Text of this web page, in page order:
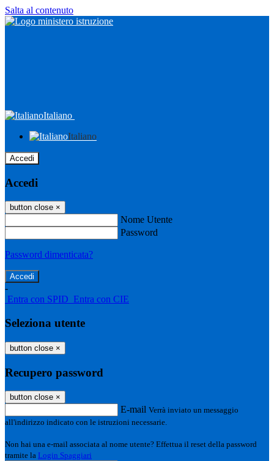
Salta al contenuto
Italiano
Italiano
Accedi
Accedi
button close ×
Nome Utente
Password
Password dimenticata?
-
Entra con SPID Entra con CIE
Seleziona utente
button close ×
Recupero password
button close ×
E-mail Verrà inviato un messaggio
all'indirizzo indicato con le istruzioni necessarie.
Non hai una e-mail associata al nome utente? Effettua il reset della password
tramite la Login Spaggiari